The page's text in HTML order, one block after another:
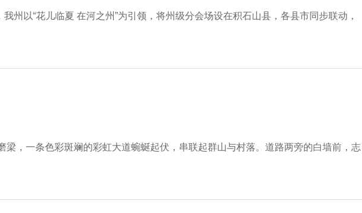
州以“花儿临夏 在河之州”为引领，将州级分会场设在积石山县，各县市同步联动，
，一条色彩斑斓的彩虹大道蜿蜒起伏，串联起群山与村落。道路两旁的白墙前，志